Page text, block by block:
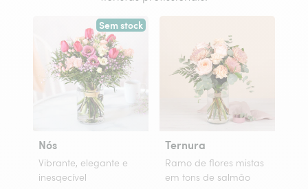
Sem stock
Nós
Vibrante, elegante e
inesqecível
Ternura
Ramo de flores mistas
em tons de salmão